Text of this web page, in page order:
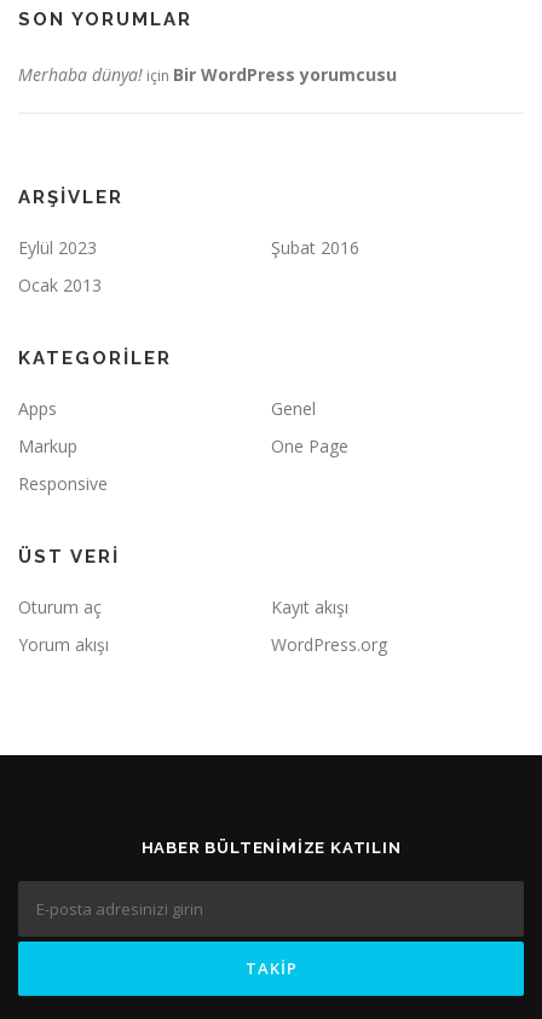
SON YORUMLAR
Merhaba dünya! için Bir WordPress yorumcusu
ARŞIVLER
Eylül 2023
Şubat 2016
Ocak 2013
KATEGORILER
Apps
Genel
Markup
One Page
Responsive
ÜST VERI
Oturum aç
Kayıt akışı
Yorum akışı
WordPress.org
HABER BÜLTENIMIZE KATILIN